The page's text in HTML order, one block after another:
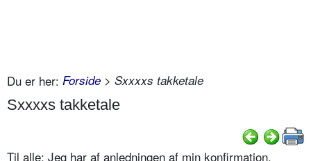
Du er her: Forside > Sxxxxs takketale
Sxxxxs takketale
Til alle: Jeg har af anledningen af min konfirmation,